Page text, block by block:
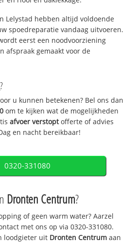
Lelystad hebben altijd voldoende
spoedreparatie vandaag uitvoeren.
eerst een noodvoorziening
afspraak gemaakt voor de
u kunnen betekenen? Bel ons dan
om te kijken wat de mogelijkheden
afvoer verstoptofferte of advies
en nacht bereikbaar!
0320-331080
Dronten Centrum?
of geen warm water? Aarzel
met ons op via 0320-331080.
loodgieter uit Dronten Centrum aan